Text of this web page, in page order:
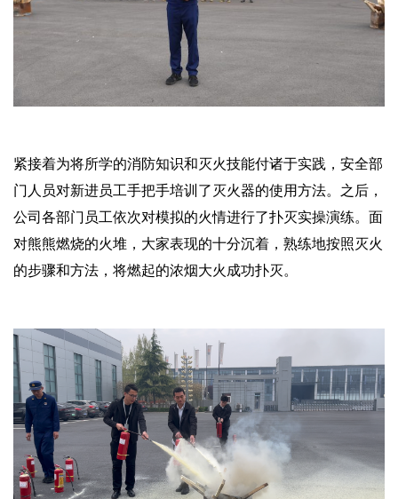
紧接着为将所学的消防知识和灭火技能付诸于实践，安全部
门人员对新进员工手把手培训了灭火器的使用方法。之后，
公司各部门员工依次对模拟的火情进行了扑灭实操演练。面
对熊熊燃烧的火堆，大家表现的十分沉着，熟练地按照灭火
的步骤和方法，将燃起的浓烟大火成功扑灭。